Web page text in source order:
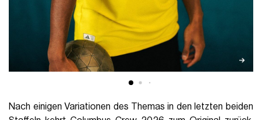
Nach einigen Variationen des Themas in den letzten beiden